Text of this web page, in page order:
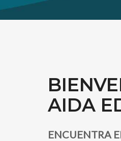
AIDA
ENCUENTRA